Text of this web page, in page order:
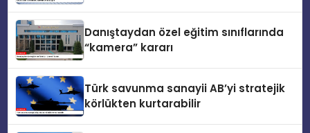
Danıştaydan özel eğitim sınıflarında
“kamera” kararı
Türk savunma sanayii AB’yi stratejik
körlükten kurtarabilir